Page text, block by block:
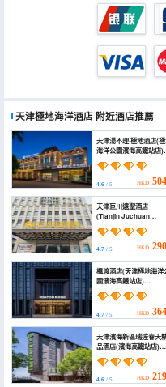
天津極地海洋酒店 附近酒店推薦
天津湯不理·極地酒店(
海洋公園濱海高鐵站店)
(Tangbuli · Polar Hotel
(Binhai High-Speed Rail
Station · Polar Ocean
Park))
4.6 / 5 HKD
天津巨川遠聖酒店
(Tianjin Juchuan
Yuansheng
Hotel&Serviced
Apartment)
4.7 / 5 HKD
楓渡酒店(天津極地海洋
園濱海高鐵站店)
(FONTOO Hotel (Tianjin
Polar Ocean Park
Binhai High-Speed
Railway Station))
4.7 / 5 HKD
天津濱海新區瑞達春天
品酒店(濱海高鐵站店)
(Ruida Spring Boutique
Hotel)
4.6 / 5 HKD